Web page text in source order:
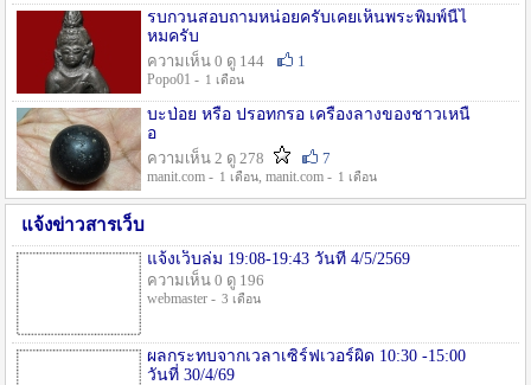
รบกวนสอบถามหน่อยครับเคยเห็นพระพิมพ์นี้ไ
หมครับ
ความเห็น 0 ดู 144
1
Popo01 - 1 เดือน
บะป่อย หรือ ปรอทกรอ เครื่องลางของชาวเหนื
อ
ความเห็น 2 ดู 278
7
manit.com - 1 เดือน, manit.com - 1 เดือน
แจ้งข่าวสารเว็บ
แจ้งเว็บล่ม 19:08-19:43 วันที่ 4/5/2569
ความเห็น 0 ดู 196
webmaster - 3 เดือน
ผลกระทบจากเวลาเซิร์ฟเวอร์ผิด 10:30 -15:00
วันที่ 30/4/69